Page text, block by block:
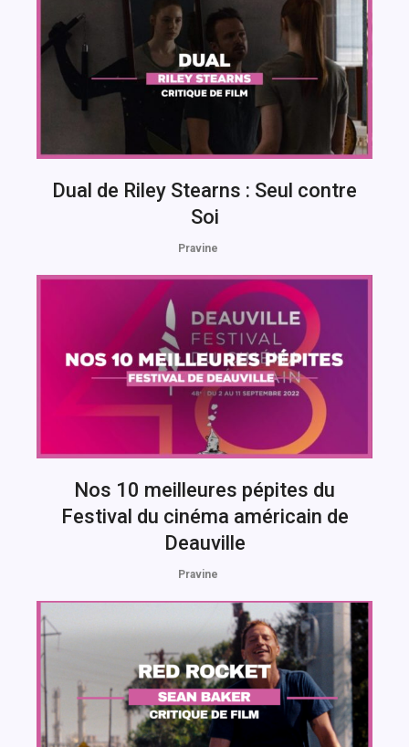
Dual de Riley Stearns : Seul contre
Soi
Pravine
Nos 10 meilleures pépites du
Festival du cinéma américain de
Deauville
Pravine